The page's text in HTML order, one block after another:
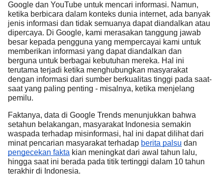
Google dan YouTube untuk mencari informasi. Namun,
ketika berbicara dalam konteks dunia internet, ada banyak
jenis informasi dan tidak semuanya dapat diandalkan atau
dipercaya. Di Google, kami merasakan tanggung jawab
besar kepada pengguna yang mempercayai kami untuk
memberikan informasi yang dapat diandalkan dan
berguna untuk berbagai kebutuhan mereka. Hal ini
terutama terjadi ketika menghubungkan masyarakat
dengan informasi dari sumber berkualitas tinggi pada saat-
saat yang paling penting - misalnya, ketika menjelang
pemilu.
Faktanya, data di Google Trends menunjukkan bahwa
setahun belakangan, masyarakat Indonesia semakin
waspada terhadap misinformasi, hal ini dapat dilihat dari
minat pencarian masyarakat terhadap berita palsu dan
pengecekan fakta kian meningkat dari awal tahun lalu,
hingga saat ini berada pada titik tertinggi dalam 10 tahun
terakhir di Indonesia.